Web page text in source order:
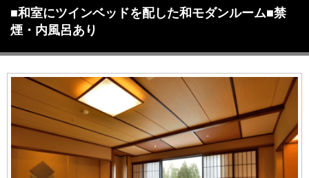
ご予約照会・取り消しはこちら
0868-72-8111
（受付時間/9:00〜18:00）
■和室にツインベッドを配した和モダンルーム■禁
煙・内風呂あり